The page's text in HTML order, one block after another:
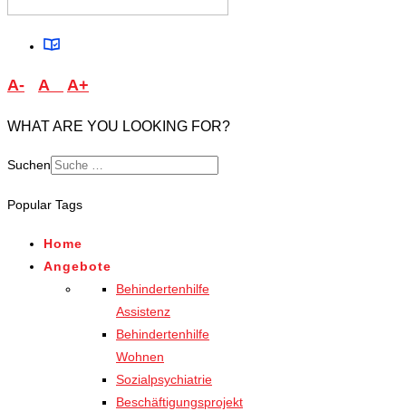
A- A A+
WHAT ARE YOU LOOKING FOR?
Suchen
for results.
Popular Tags
Home
Angebote
Behindertenhilfe
Assistenz
Behindertenhilfe
Wohnen
Sozialpsychiatrie
Beschäftigungsprojekt